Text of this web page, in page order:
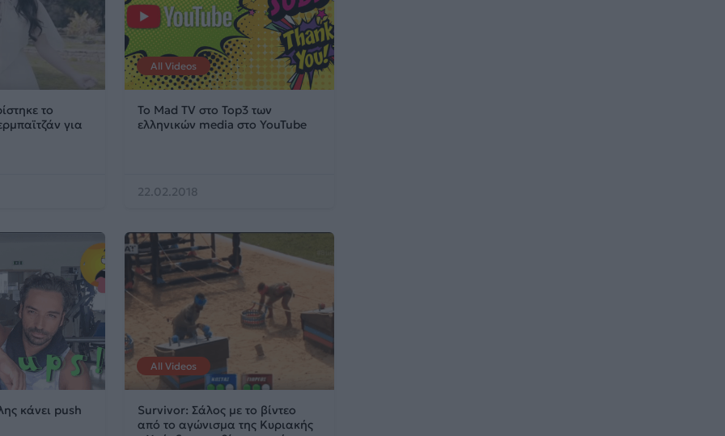
το
για
All Videos
Το Mad TV στο Top3 των
ελληνικών media στο YouTube
22.02.2018
κάνει push
All Videos
Survivor: Σάλος με το βίντεο
από το αγώνισμα της Κυριακής